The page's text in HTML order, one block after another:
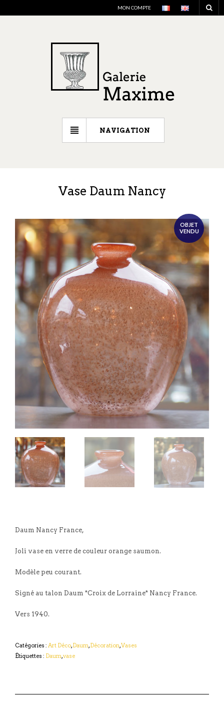
MON COMPTE
NAVIGATION
Vase Daum Nancy
OBJET
VENDU
Daum Nancy France,
Joli vase en verre de couleur orange saumon.
Modèle peu courant.
Signé au talon Daum *Croix de Lorraine* Nancy France.
Vers 1940.
Catégories : Art Déco,Daum,Décoration,Vases
Étiquettes : Daum,vase